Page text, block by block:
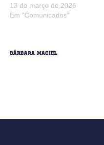
13 de março de 2026
Em "Comunicados"
Bárbara Maciel